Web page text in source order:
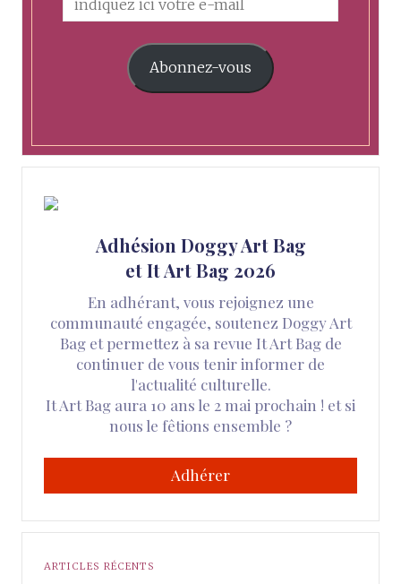
Abonnez-vous
Adhésion Doggy Art Bag
et It Art Bag 2026
En adhérant, vous rejoignez une
communauté engagée, soutenez Doggy Art
Bag et permettez à sa revue It Art Bag de
continuer de vous tenir informer de
l'actualité culturelle.
It Art Bag aura 10 ans le 2 mai prochain ! et si
nous le fêtions ensemble ?
Adhérer
ARTICLES RÉCENTS